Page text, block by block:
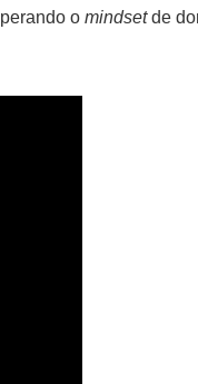
o mindsetde